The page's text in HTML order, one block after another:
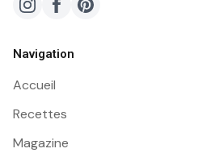
Navigation
Accueil
Recettes
Magazine